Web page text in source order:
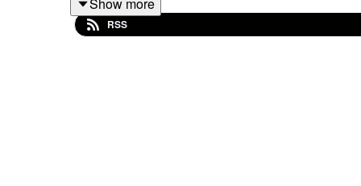
En parallèle, Cyril a su se créer son propre
RSS